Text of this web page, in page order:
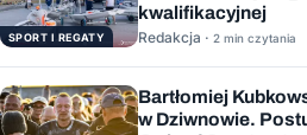
SPORT I REGATY
kwalifikacyjnej
Redakcja · 2 min czytania
Bartłomiej
w Dziwnowie.